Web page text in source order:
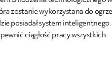
zostanie wykorzystana do
posiadał system inteligentnego
ciągłość pracy wszystkich